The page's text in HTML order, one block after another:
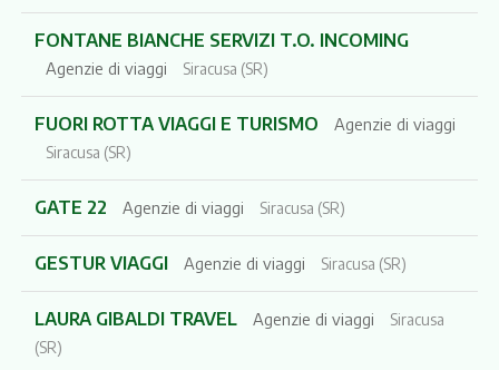
FONTANE BIANCHE SERVIZI T.O. INCOMING
Agenzie di viaggi Siracusa (SR)
FUORI ROTTA VIAGGI E TURISMO Agenzie di viaggi
Siracusa (SR)
GATE 22 Agenzie di viaggi Siracusa (SR)
GESTUR VIAGGI Agenzie di viaggi Siracusa (SR)
LAURA GIBALDI TRAVEL Agenzie di viaggi
Siracusa
(SR)